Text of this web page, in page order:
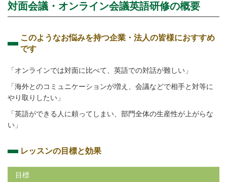
対面会議・オンライン会議英語研修の概要
このようなお悩みを持つ企業・法人の皆様におすすめ
です
「オンラインでは対面に比べて、英語での対話が難しい」
「海外とのコミュニケーションが増え、会議などで相手と対等に
やり取りしたい」
「英語ができる人に頼ってしまい、部門全体の生産性が上がらな
い」
レッスンの目標と効果
目標